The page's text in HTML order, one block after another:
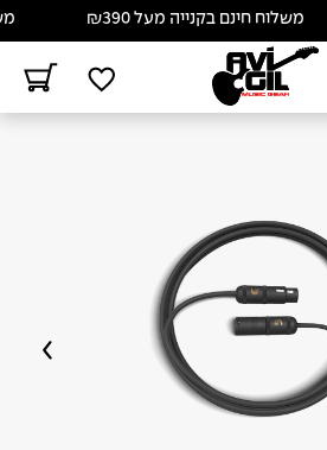
משלוח חינם בקנייה מעל ₪390